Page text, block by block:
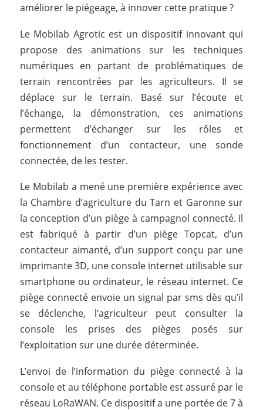
améliorer le piégeage, à innover cette pratique ?
Le Mobilab Agrotic est un dispositif innovant qui
propose des animations sur les techniques
numériques en partant de problématiques de
terrain rencontrées par les agriculteurs. Il se
déplace sur le terrain. Basé sur l’écoute et
l’échange, la démonstration, ces animations
permettent d’échanger sur les rôles et
fonctionnement d’un contacteur, une sonde
connectée, de les tester.
Le Mobilab a mené une première expérience avec
la Chambre d’agriculture du Tarn et Garonne sur
la conception d’un piège à campagnol connecté. Il
est fabriqué à partir d’un piège Topcat, d’un
contacteur aimanté, d’un support conçu par une
imprimante 3D, une console internet utilisable sur
smartphone ou ordinateur, le réseau internet. Ce
piège connecté envoie un signal par sms dès qu’il
se déclenche, l’agriculteur peut consulter la
console les prises des pièges posés sur
l’exploitation sur une durée déterminée.
L’envoi de l’information du piège connecté à la
console et au téléphone portable est assuré par le
réseau LoRaWAN. Ce dispositif a une portée de 7 à